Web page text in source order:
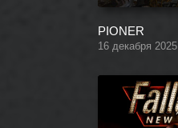
PIONER
16 декабря 2025